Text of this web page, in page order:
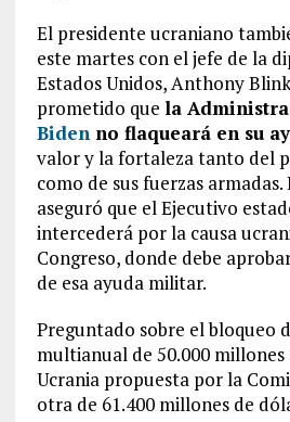
El presidente ucraniano
este martes con el jefe de la
Estados Unidos, Anthony
prometido que la
Bidenno flaqueará en su
valor y la fortaleza tanto del
como de sus fuerzas
aseguró que el Ejecutivo
intercederá por la causa
Congreso, donde debe
de esa ayuda militar.
Preguntado sobre el bloqueo
multianual de 50.000 millones
Ucrania propuesta por la
otra de 61.400 millones de